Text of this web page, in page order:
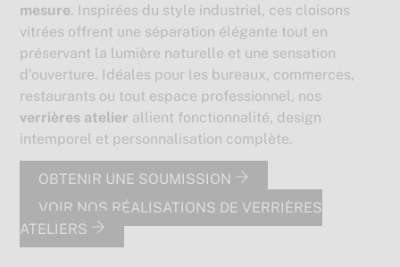
mesure. Inspirées du style industriel, ces cloisons
vitrées offrent une séparation élégante tout en
préservant la lumière naturelle et une sensation
d’ouverture. Idéales pour les bureaux, commerces,
restaurants ou tout espace professionnel, nos
verrières atelier allient fonctionnalité, design
intemporel et personnalisation complète.
OBTENIR UNE SOUMISSION
VOIR NOS RÉALISATIONS DE VERRIÈRES
ATELIERS